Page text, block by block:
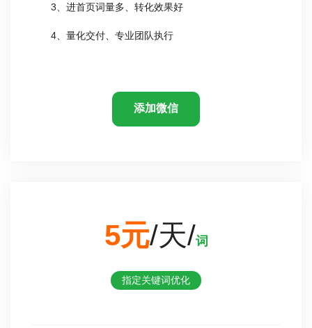
3、进首页词量多、转化效果好
4、量化交付、专业团队执行
添加微信
5元/天/词
指定关键词优化